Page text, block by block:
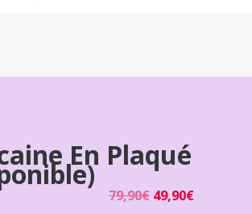
En Plaqué
79,90€ 49,90€